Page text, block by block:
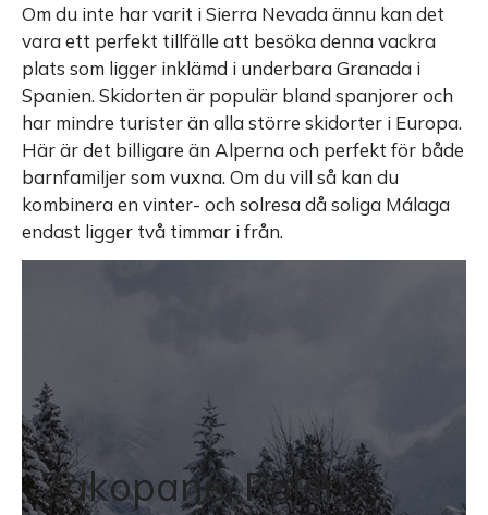
Om du inte har varit i Sierra Nevada ännu kan det
vara ett perfekt tillfälle att besöka denna vackra
plats som ligger inklämd i underbara Granada i
Spanien. Skidorten är populär bland spanjorer och
har mindre turister än alla större skidorter i Europa.
Här är det billigare än Alperna och perfekt för både
barnfamiljer som vuxna. Om du vill så kan du
kombinera en vinter- och solresa då soliga Málaga
endast ligger två timmar i från.
Zakopane, Polen